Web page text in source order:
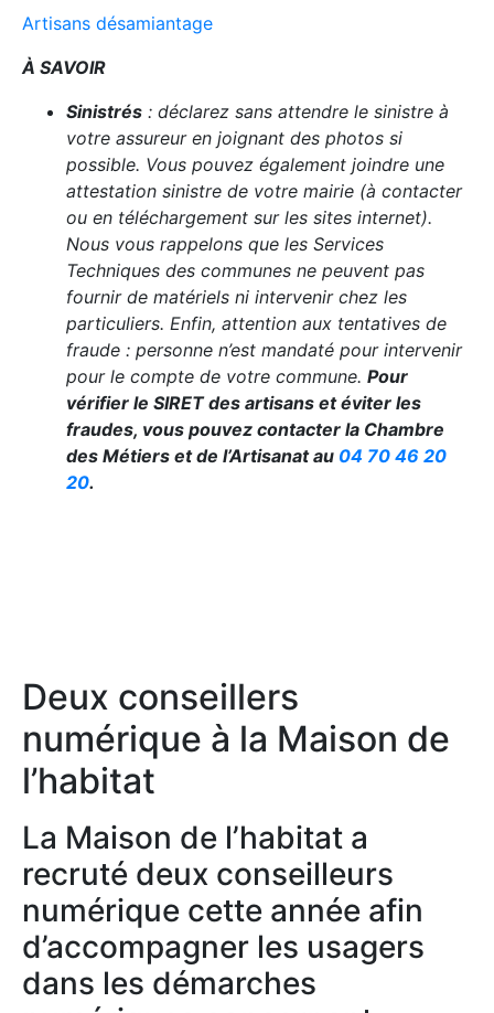
Artisans désamiantage
À SAVOIR
Sinistrés : déclarez sans attendre le sinistre à
votre assureur en joignant des photos si
possible. Vous pouvez également joindre une
attestation sinistre de votre mairie (à contacter
ou en téléchargement sur les sites internet).
Nous vous rappelons que les Services
Techniques des communes ne peuvent pas
fournir de matériels ni intervenir chez les
particuliers. Enfin, attention aux tentatives de
fraude : personne n’est mandaté pour intervenir
pour le compte de votre commune. Pour
vérifier le SIRET des artisans et éviter les
fraudes, vous pouvez contacter la Chambre
des Métiers et de l’Artisanat au 04 70 46 20
20.
Deux conseillers
numérique à la Maison de
l’habitat
La Maison de l’habitat a
recruté deux conseilleurs
numérique cette année afin
d’accompagner les usagers
dans les démarches